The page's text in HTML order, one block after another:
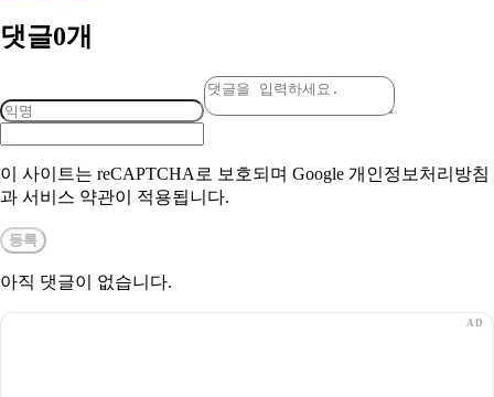
댓글0개
이 사이트는 reCAPTCHA로 보호되며 Google 개인정보처리방침
과 서비스 약관이 적용됩니다.
등록
아직 댓글이 없습니다.